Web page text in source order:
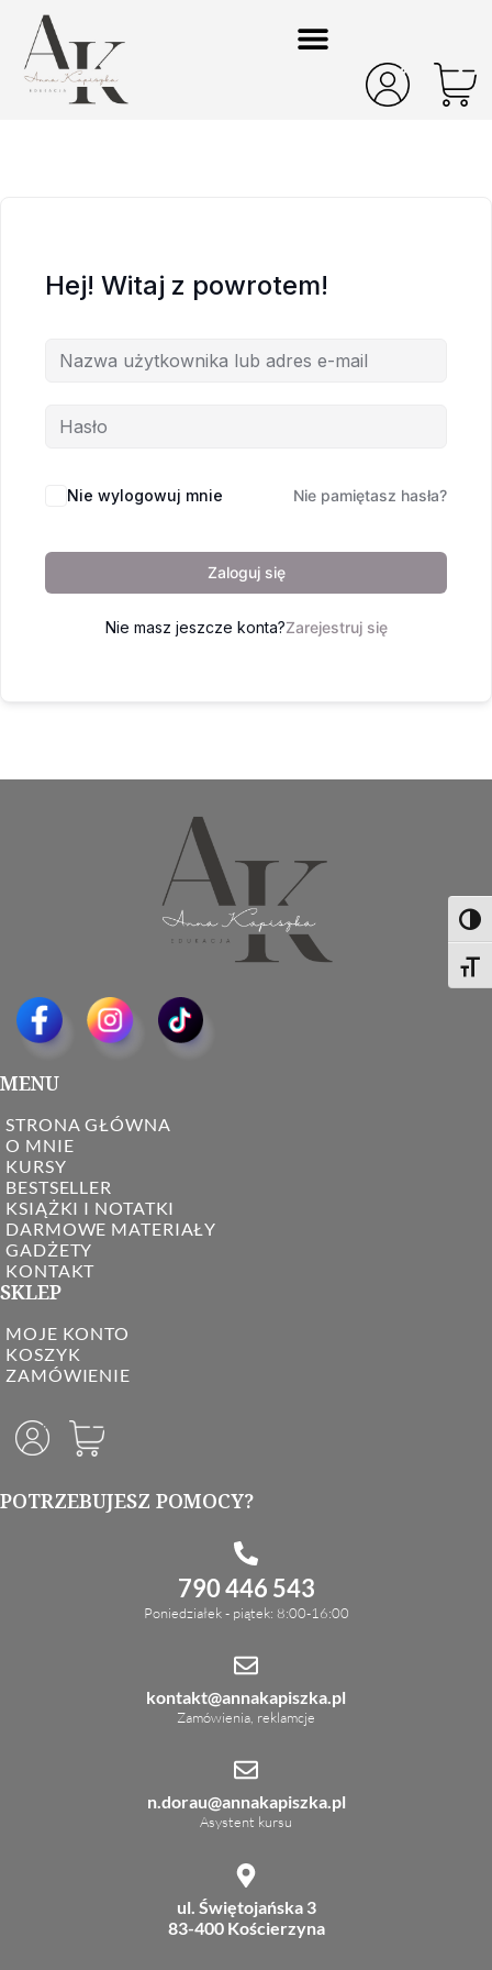
Hej! Witaj z powrotem!
Nie wylogowuj mnie Nie pamiętasz hasła?
Zaloguj się
Nie masz jeszcze konta?Zarejestruj się
MENU
STRONA GŁÓWNA
O MNIE
KURSY
BESTSELLER
KSIĄŻKI I NOTATKI
DARMOWE MATERIAŁY
GADŻETY
KONTAKT
SKLEP
MOJE KONTO
KOSZYK
ZAMÓWIENIE
POTRZEBUJESZ POMOCY?
790 446 543
Poniedziałek - piątek: 8:00-16:00
kontakt@annakapiszka.pl
Zamówienia, reklamcje
n.dorau@annakapiszka.pl
Asystent kursu
ul. Świętojańska 3
83-400 Kościerzyna